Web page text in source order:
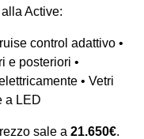
Active:
control adattivo •
e posteriori •
• Vetri
a LED
sale a 21.650€.